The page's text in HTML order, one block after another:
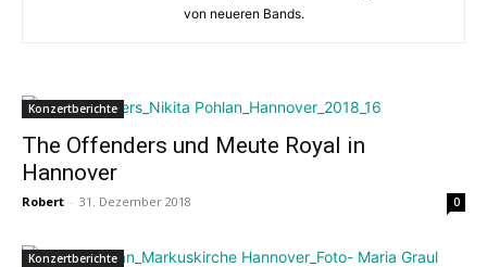
von neueren Bands.
Konzertberichte
The Offenders und Meute Royal in
Hannover
Robert - 31. Dezember 2018 0
Konzertberichte